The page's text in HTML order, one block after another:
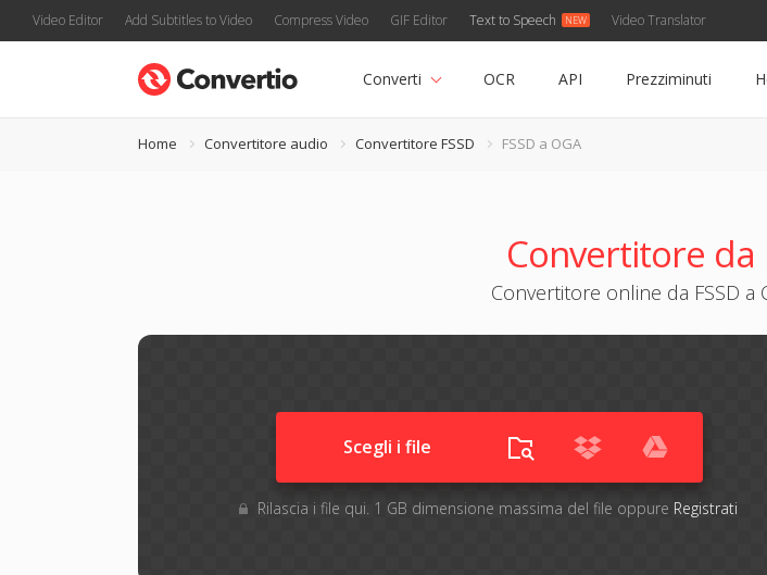
Video Editor Add Subtitles to Video Compress Video GIF Editor Text to Speech Video Translator
Converti OCR API Prezziminuti
Home Convertitore audio Convertitore FSSD FSSD a OGA
Convertitore da
Convertitore online da FSSD
Scegli i file
Rilascia i file qui. 1 GB dimensione massima del file oppure Registrati